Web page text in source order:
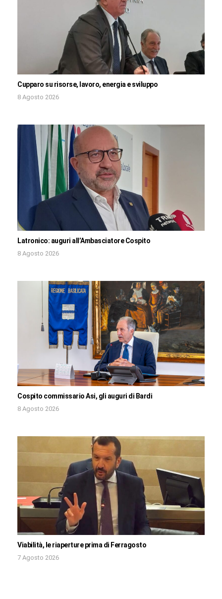
Cupparo su risorse, lavoro, energia e sviluppo
8 Agosto 2026
Latronico: auguri all’Ambasciatore Cospito
8 Agosto 2026
Cospito commissario Asi, gli auguri di Bardi
8 Agosto 2026
Viabilità, le riaperture prima di Ferragosto
7 Agosto 2026